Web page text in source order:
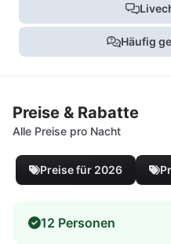
Häufig
Preise & Rabatte
Alle Preise pro Nacht
Preise für 2026
12 Personen